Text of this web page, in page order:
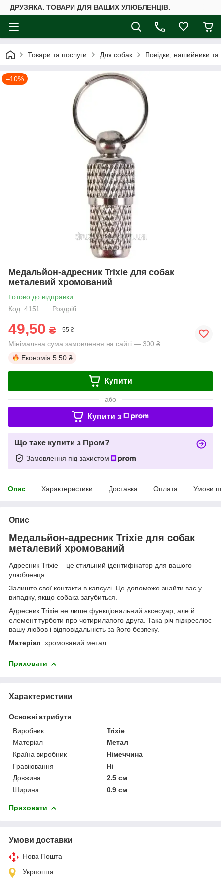
ДРУЗЯКА. ТОВАРИ ДЛЯ ВАШИХ УЛЮБЛЕНЦІВ.
Товари та послуги Для собак Повідки, нашийники
–10%
Медальйон-адресник Trixie для собак
металевий хромований
Готово до відправки
Код: 4151
Роздріб
49,50 ₴ 55 ₴
Мінімальна сума замовлення на сайті — 300 ₴
Економія 5.50 ₴
Купити
або
Купити з
Що таке купити з Пром?
Замовлення під захистом
Опис Характеристики Доставка Оплата Умови
Опис
Медальйон-адресник Trixie для собак
металевий хромований
Адресник Trixie – це стильний ідентифікатор для вашого
улюбленця.
Залиште свої контакти в капсулі. Це допоможе знайти вас у
випадку, якщо собака загубиться.
Адресник Trixie не лише функціональний аксесуар, але й
елемент турботи про чотирилапого друга. Така річ підкреслює
вашу любов і відповідальність за його безпеку.
Матеріал: хромований метал
Приховати
Характеристики
Основні атрибути
Виробник
Trixie
Матеріал
Метал
Країна виробник
Німеччина
Гравіювання
Ні
Довжина
2.5 см
Ширина
0.9 см
Приховати
Умови доставки
Нова Пошта
Укрпошта